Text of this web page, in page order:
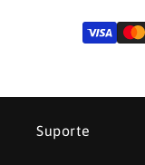
Suporte